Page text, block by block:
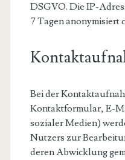
DSGVO. Die IP-
7 Tagen anonymisiert
Bei der
Kontaktformular, E-
sozialer Medien)
Nutzers zur
deren Abwicklung